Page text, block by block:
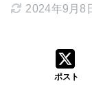
2024年9月8
ポスト